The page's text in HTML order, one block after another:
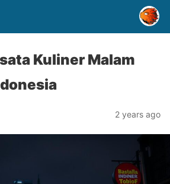
Kuliner Malam
2 years ago